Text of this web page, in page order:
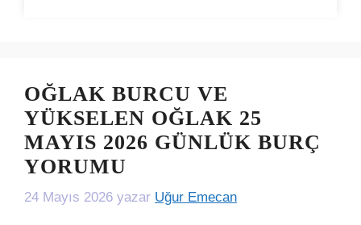
OĞLAK BURCU VE
YÜKSELEN OĞLAK 25
MAYIS 2026 GÜNLÜK BURÇ
YORUMU
24 Mayıs 2026 yazar Uğur Emecan